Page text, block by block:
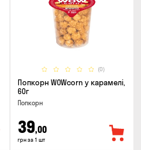
(0)
Попкорн WOWcorn у карамелі,
60г
Попкорн
39,00
грн за 1 шт